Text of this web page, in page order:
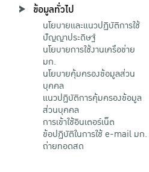
ข้อมูลทั่วไป
นโยบายและแนวปฏิบัติการใช้
ปัญญาประดิษฐ์
นโยบายการใช้งานเครือข่าย
มก.
นโยบายคุ้มครองข้อมูลส่วน
บุคคล
แนวปฏิบัติการคุ้มครองข้อมูล
ส่วนบุคคล
การเข้าใช้อินเตอร์เน็ต
ข้อปฏิบัติในการใช้ e-mail มก.
ถ่ายทอดสด